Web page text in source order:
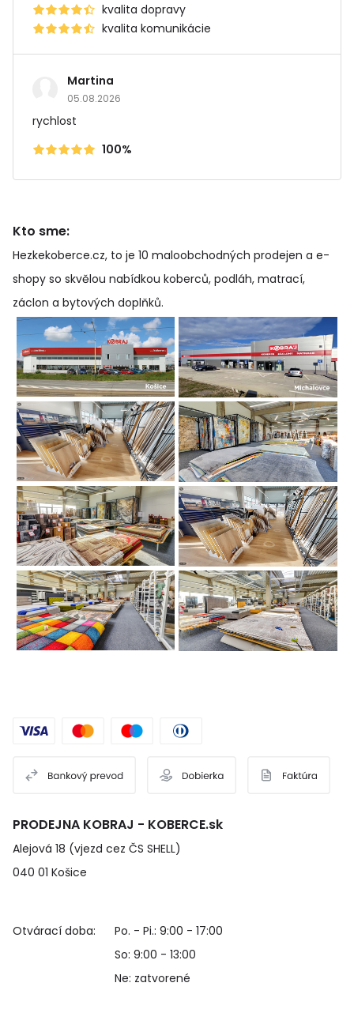
kvalita dopravy
kvalita komunikácie
Martina
05.08.2026
rychlost
100%
Kto sme:
Hezkekoberce.cz, to je 10 maloobchodných prodejen a e-
shopy so skvělou nabídkou koberců, podláh, matrací,
záclon a bytových doplňků.
PRODEJNA KOBRAJ - KOBERCE.sk
Alejová 18 (vjezd cez ČS SHELL)
040 01 Košice
Otvárací doba:
Po. - Pi.: 9:00 - 17:00
So: 9:00 - 13:00
Ne: zatvorené